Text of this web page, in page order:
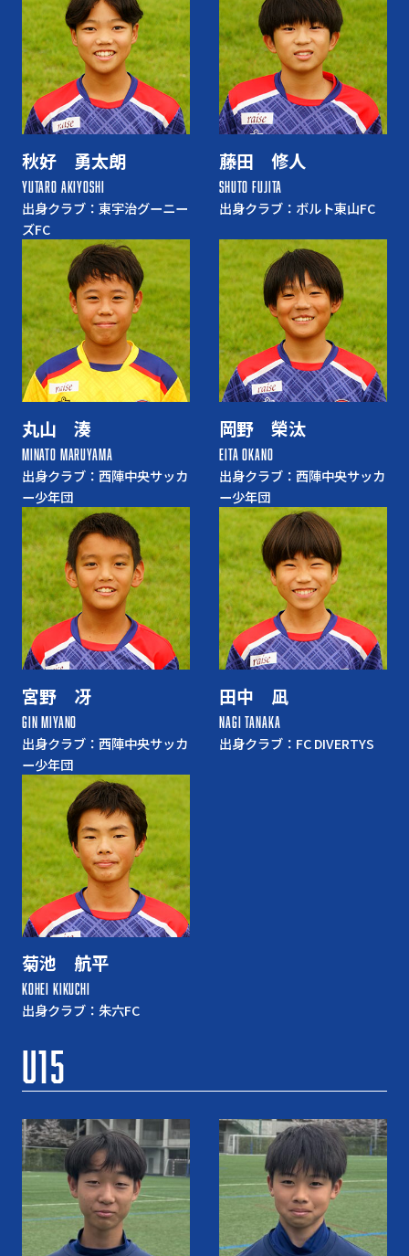
秋好 勇太朗
YUTARO AKIYOSHI
出身クラブ：東宇治グーニー
ズFC
藤田 修人
SHUTO FUJITA
出身クラブ：ボルト東山FC
丸山 湊
MINATO MARUYAMA
出身クラブ：西陣中央サッカ
ー少年団
岡野 榮汰
EITA OKANO
出身クラブ：西陣中央サッカ
ー少年団
宮野 冴
GIN MIYANO
出身クラブ：西陣中央サッカ
ー少年団
田中 凪
NAGI TANAKA
出身クラブ：FC DIVERTYS
菊池 航平
KOHEI KIKUCHI
出身クラブ：朱六FC
U15